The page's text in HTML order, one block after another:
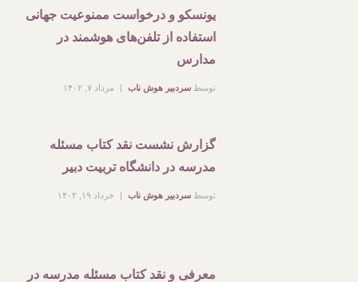
یونسکو و درخواست ممنوعیت جهانی
استفاده از تلفن‌های هوشمند در
مدارس
توسط سردبیر هوش ناب مرداد ۷, ۱۴۰۲
گزارش نشست نقد کتاب مسئله
مدرسه در دانشگاه تربیت دبیر
توسط سردبیر هوش ناب خرداد ۱۹, ۱۴۰۲
معرفی و نقد کتاب مسئله مدرسه در